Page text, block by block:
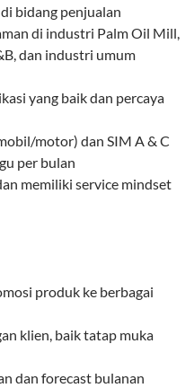
bidang penjualan
di industri Palm Oil Mill,
dan industri umum
yang baik dan percaya
motor) dan SIM A & C
per bulan
memiliki service mindset
produk ke berbagai
klien, baik tatap muka
dan forecast bulanan